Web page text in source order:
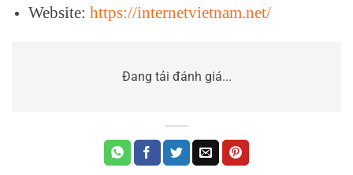
Website: https://internetvietnam.net/
Đang tải đánh giá...